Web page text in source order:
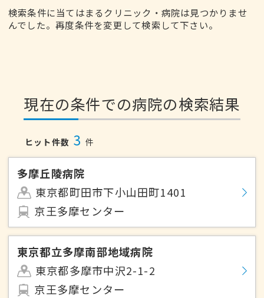
検索条件に当てはまるクリニック・病院は見つかりませ
んでした。再度条件を変更して検索して下さい。
現在の条件での病院の検索結果
ヒット件数 3 件
多摩丘陵病院
東京都町田市下小山田町1401
京王多摩センター
東京都立多摩南部地域病院
東京都多摩市中沢2-1-2
京王多摩センター